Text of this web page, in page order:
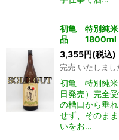
初亀 特別純
品 1800ml
3,355円(税込)
完売 いたしまし
初亀 特別純
日発売）完全
の槽口から垂
せず、そのま
いをお…